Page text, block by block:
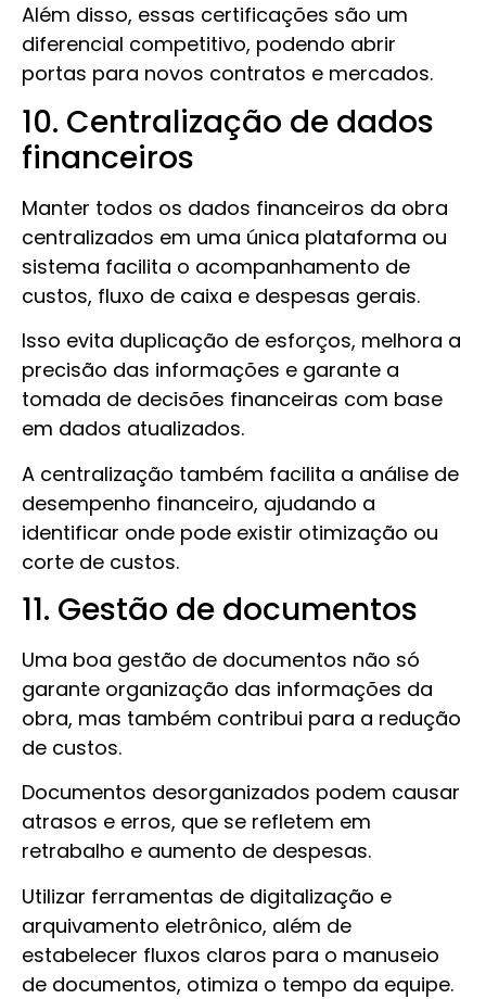
Além disso, essas certificações são um
diferencial competitivo, podendo abrir
portas para novos contratos e mercados.
10. Centralização de dados
financeiros
Manter todos os dados financeiros da obra
centralizados em uma única plataforma ou
sistema facilita o acompanhamento de
custos, fluxo de caixa e despesas gerais.
Isso evita duplicação de esforços, melhora a
precisão das informações e garante a
tomada de decisões financeiras com base
em dados atualizados.
A centralização também facilita a análise de
desempenho financeiro, ajudando a
identificar onde pode existir otimização ou
corte de custos.
11. Gestão de documentos
Uma boa gestão de documentos não só
garante organização das informações da
obra, mas também contribui para a redução
de custos.
Documentos desorganizados podem causar
atrasos e erros, que se refletem em
retrabalho e aumento de despesas.
Utilizar ferramentas de digitalização e
arquivamento eletrônico, além de
estabelecer fluxos claros para o manuseio
de documentos, otimiza o tempo da equipe.